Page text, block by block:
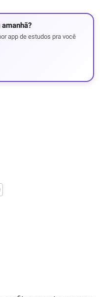
app de estudos pra você